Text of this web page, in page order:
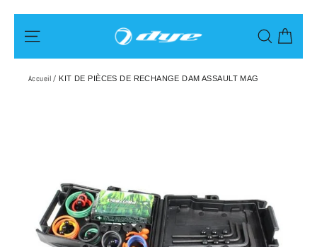
au
contenu
Accueil / KIT DE PIÈCES DE RECHANGE DAM ASSAULT MAG